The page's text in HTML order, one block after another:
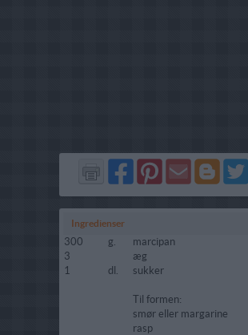
Del
på
Facebook
Del
på
Pinterest
Send
via
GMail
Del
på
Blogger
Del
på
Twitter
Ingredienser
300 g.
marcipan
3
æg
1
dl. sukker
Til formen:
smør eller margarine
rasp